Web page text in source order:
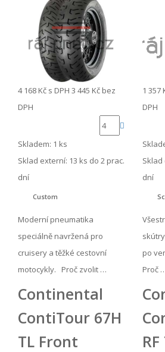
4 168 Kč s DPH 3 445 Kč bez
DPH
Skladem: 1 ks
Sklad externí: 13 ks do 2 prac.
dní
Custom
Moderní pneumatika
speciálně navržená pro
cruisery a těžké cestovní
motocykly. Proč zvolit …
1 357
DPH
Sklad
dní
po
Proč
Continental
ContiTour 67H
TL Front